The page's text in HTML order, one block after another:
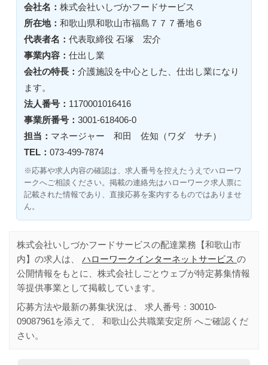
会社名： 株式会社いしづかフードサービス
所在地： 和歌山県和歌山市福島７７７番地６
代表者名： 代表取締役 石塚 宏介
事業内容： 仕出し業
会社の特長： 介護施設を中心とした、仕出し業になり
ます。
法人番号： 1170001016416
事業所番号： 3001-618406-0
担当： マネージャー 和田 佐知（ワダ サチ）
TEL： 073-499-7874
※応募や求人内容の確認は、求人番号を控えたうえでハローワ
ークへご相談ください。掲載の連絡先はハローワーク求人票に
記載された情報であり、直接応募を案内するものではありませ
ん。
株式会社いしづかフードサービスの配達業務【和歌山市
内】の求人は、 ハローワークインターネットサービス の
公開情報をもとに、株式会社しごとウェブが特定募集情報
等提供事業として掲載しています。
応募方法や最新の募集状況は、 求人番号： 30010-
09087961 を添えて、 和歌山公共職業安定所 へご確認くだ
さい。